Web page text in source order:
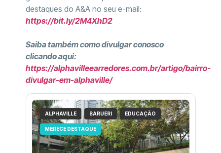
destaques do A&A no seu e-mail:
https://bit.ly/2M4XhD2
Saiba também como divulgar conosco
clicando aqui:
https://alphavilleearredores.com.br/artigo/bairro-
divulgar-em-alphaville/
ALPHAVILLE BARUERI EDUCAÇÃO
MERECE DESTAQUE